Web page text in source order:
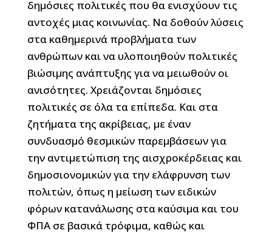
δημόσιες πολιτικές που θα ενισχύουν τις
αντοχές μιας κοινωνίας. Να δοθούν λύσεις
στα καθημερινά προβλήματα των
ανθρώπων και να υλοποιηθούν πολιτικές
βιώσιμης ανάπτυξης για να μειωθούν οι
ανισότητες. Χρειάζονται δημόσιες
πολιτικές σε όλα τα επίπεδα. Και στα
ζητήματα της ακρίβειας, με έναν
συνδυασμό θεσμικών παρεμβάσεων για
την αντιμετώπιση της αισχροκέρδειας και
δημοσιονομικών για την ελάφρυνση των
πολιτών, όπως η μείωση των ειδικών
φόρων κατανάλωσης στα καύσιμα και του
ΦΠΑ σε βασικά τρόφιμα, καθώς και